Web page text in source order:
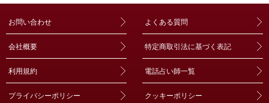
お問い合わせ よくある質問
会社概要 特定商取引法に基づく表記
利用規約 電話占い師一覧
プライバシーポリシー クッキーポリシー